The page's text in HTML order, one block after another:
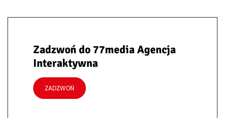
Zadzwoń do 77media Agencja
Interaktywna
ZADZWOŃ